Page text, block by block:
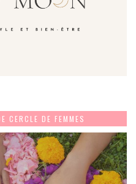
CERCLE DE FEMMES